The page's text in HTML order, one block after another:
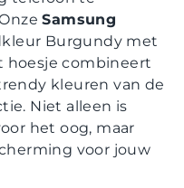
Samsung
Burgundy met
hoesje combineert
kleuren van de
Niet alleen is
het oog, maar
voor jouw